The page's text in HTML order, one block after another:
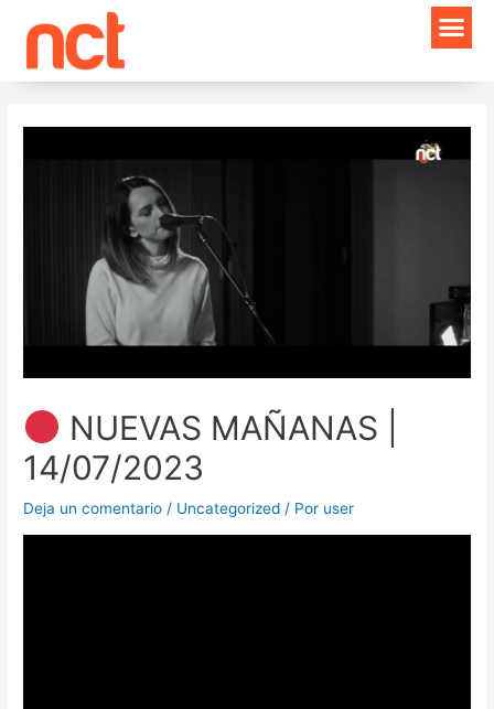
contenido
NUEVAS MAÑANAS |
14/07/2023
Deja un comentario / Uncategorized / Por user
Navegación
de
entradas